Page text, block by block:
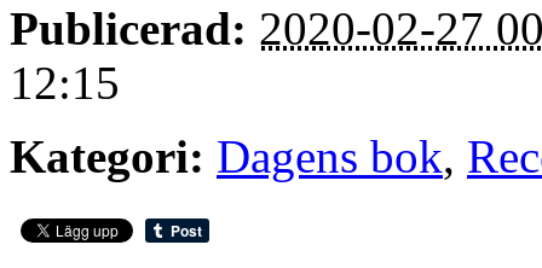
Publicerad: 2020-02-27
12:15
Kategori: Dagens bok,